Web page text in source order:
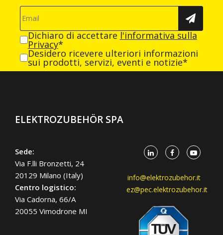
Dichiaro di accettare l'informativa sulla
Privacy*
Desidero ricevere ulteriori informazioni
sui prodotti, servizi, eventi e notizie*
ELEKTROZUBEHÖR SPA
Sede:
Via F.lli Bronzetti, 24
20129 Milano (Italy)
Centro logistico:
Via Cadorna, 66/A
20055 Vimodrone MI
info@elektrozubehor.it
ez@pec.elektrozubehor.it